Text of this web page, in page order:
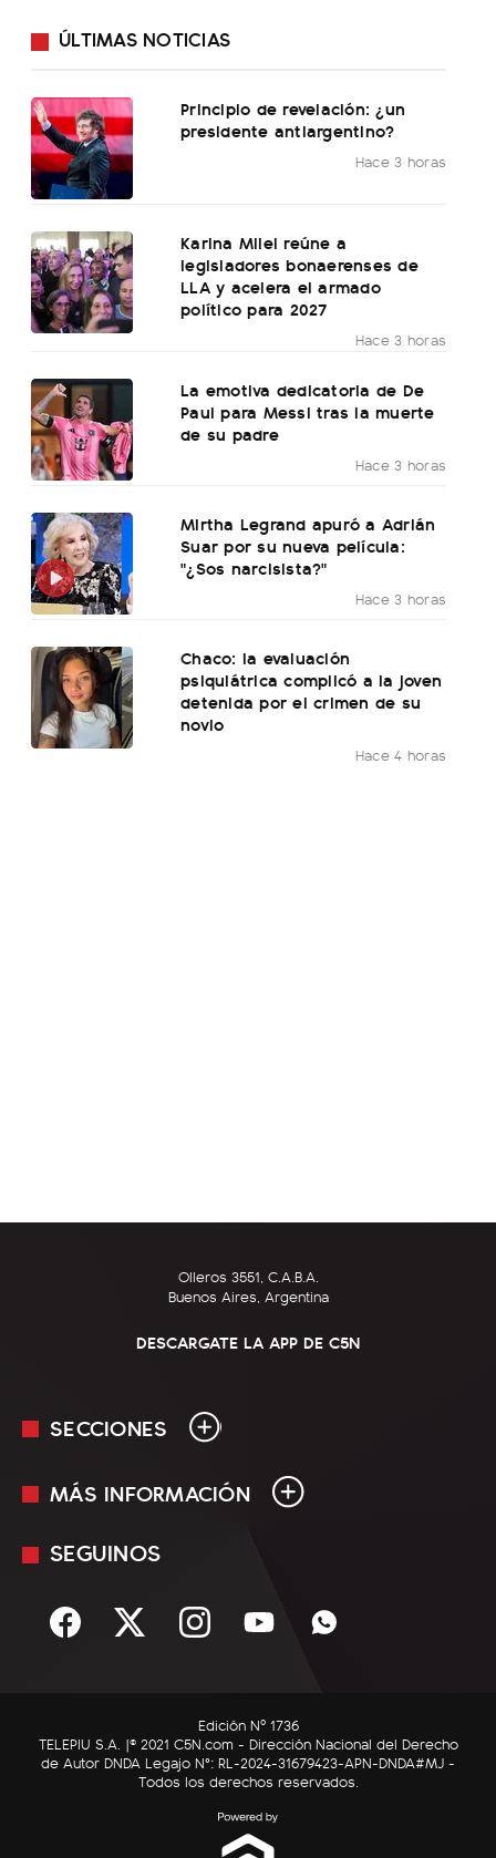
ÚLTIMAS NOTICIAS
Principio de revelación: ¿un
presidente antiargentino?
Hace 3 horas
Karina Milei reúne a
legisladores bonaerenses de
LLA y acelera el armado
político para 2027
Hace 3 horas
La emotiva dedicatoria de De
Paul para Messi tras la muerte
de su padre
Hace 3 horas
Mirtha Legrand apuró a Adrián
Suar por su nueva película:
"¿Sos narcisista?"
Hace 3 horas
Chaco: la evaluación
psiquiátrica complicó a la joven
detenida por el crimen de su
novio
Hace 4 horas
Olleros 3551, C.A.B.A.
Buenos Aires, Argentina
DESCARGATE LA APP DE C5N
SECCIONES
En Vivo
Sociedad
C5N Autos
RatingCero
MÁS INFORMACIÓN
Mediakit
Términos y condiciones
SEGUINOS
Edición Nº 1736
TELEPIU S.A. |© 2021 C5N.com - Dirección Nacional del Derecho
de Autor DNDA Legajo N°: RL-2024-31679423-APN-DNDA#MJ -
Todos los derechos reservados.